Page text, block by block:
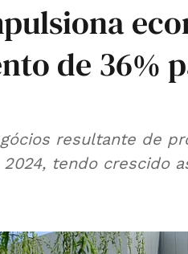
de 36%
resultante de
2024, tendo crescido